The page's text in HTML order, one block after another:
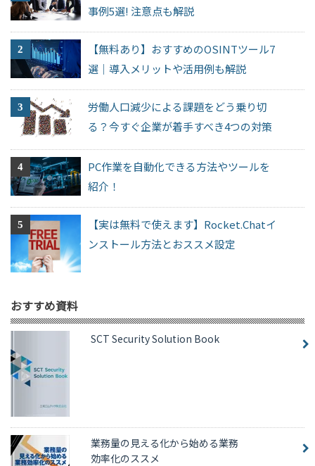
事例5選! 注意点も解説
【無料あり】おすすめのOSINTツール7
選｜導入メリットや活用例も解説
労働人口減少による課題をどう乗り切
る？今すぐ企業が着手すべき4つの対策
PC作業を自動化できる方法やツールを
紹介！
【実は無料で使えます】Rocket.Chatイ
ンストール方法とおススメ設定
おすすめ資料
SCT Security Solution Book
業務量の見える化から始める業務
効率化のススメ